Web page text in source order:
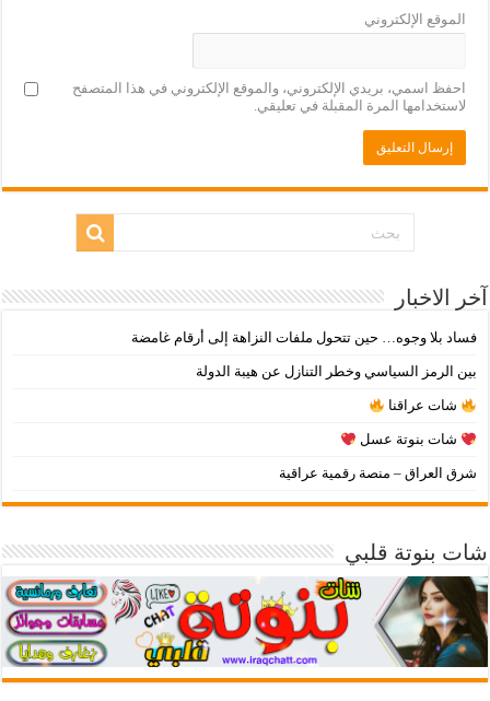
الموقع الإلكتروني
احفظ اسمي، بريدي الإلكتروني، والموقع الإلكتروني في هذا المتصفح
لاستخدامها المرة المقبلة في تعليقي.
آخر الاخبار
فساد بلا وجوه… حين تتحول ملفات النزاهة إلى أرقام غامضة
بين الرمز السياسي وخطر التنازل عن هيبة الدولة
شات عراقنا
شات بنوتة عسل
شرق العراق – منصة رقمية عراقية
شات بنوتة قلبي